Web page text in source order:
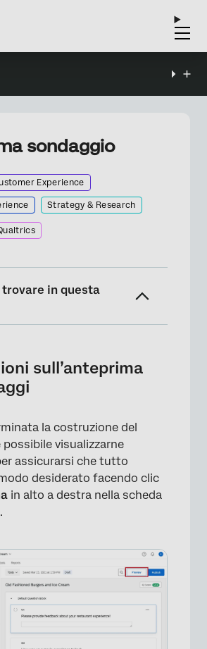
sondaggio
Experience
Strategy & Research
trovare in questa
banner
risposte
di anteprima
del sondaggio con i dati
sull’anteprima
la costruzione del
possibile visualizzarne
assicurarsi che tutto
desiderato facendo clic
in alto a destra nella scheda